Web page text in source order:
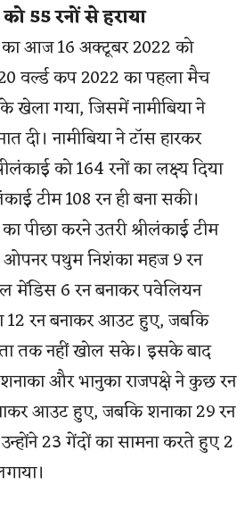
55 रनों से हराया
का आज 16 अक्टूबर 2022 को
वर्ल्ड कप 2022 का पहला मैच
खेला गया, जिसमें नामीबिया ने
दी। नामीबिया ने टॉस हारकर
को 164 रनों का लक्ष्य दिया
टीम 108 रन ही बना सकी।
पीछा करने उतरी श्रीलंकाई टीम
पथुम निशंका महज 9 रन
6 रन बनाकर पवेलियन
12 रन बनाकर आउट हुए, जबकि
तक नहीं खोल सके। इसके बाद
और भानुका राजपक्षे ने कुछ रन
आउट हुए, जबकि शनाका 29 रन
23 गेंदों का सामना करते हुए 2